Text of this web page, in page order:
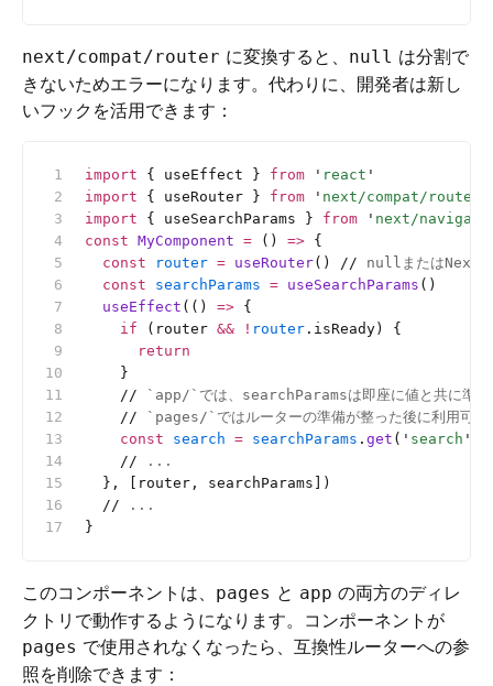
next/compat/router に変換すると、 null は分割で
きないためエラーになります。代わりに、開発者は新し
いフックを活用できます：
import { useEffect } from ' react '
import { useRouter } from ' next/compat/router
import { useSearchParams } from ' next/
const MyComponent = () => {
  const
router = useRouter() // nullまたは
  const
searchParams = useSearchParams ()
  useEffect
(() => {
    if
(router && ! router .isReady) {
      return
    }
    //
`app/`では、searchParamsは即座に値と共に準備
    //
`pages/`ではルーターの準備が整った後に利用可能
    const
search = searchParams . get ( ' search '
    //
...
  }, [router, searchParams])
  //
...
}
このコンポーネントは、 pages と app の両方のディレ
クトリで動作するようになります。コンポーネントが
pages で使用されなくなったら、互換性ルーターへの参
照を削除できます：